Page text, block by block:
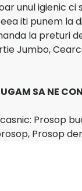
unul igienic
iti punem
la preturi
Jumbo,
SA NE
Prosop
Prosop